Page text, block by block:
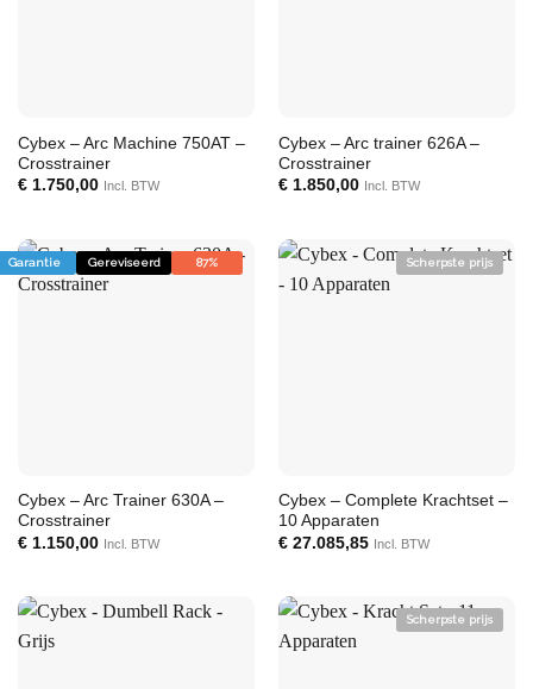
Cybex – Arc Machine 750AT –
Crosstrainer
€1.750,00 Incl. BTW
Cybex – Arc trainer 626A –
Crosstrainer
€1.850,00 Incl. BTW
Garantie Gereviseerd 87%
Cybex – Arc Trainer 630A –
Crosstrainer
€1.150,00 Incl. BTW
Scherpste prijs
Cybex – Complete Krachtset –
10 Apparaten
€27.085,85 Incl. BTW
Scherpste prijs